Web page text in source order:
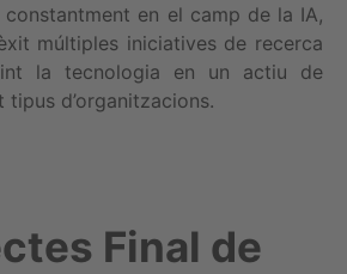
constantment en el camp de la IA,
múltiples iniciatives de recerca
la tecnologia en un actiu de
d’organitzacions.
Final de